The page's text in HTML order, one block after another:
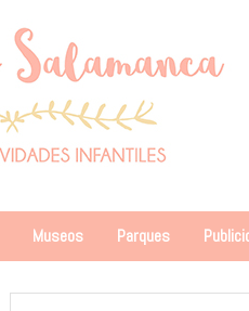
Museos Parques